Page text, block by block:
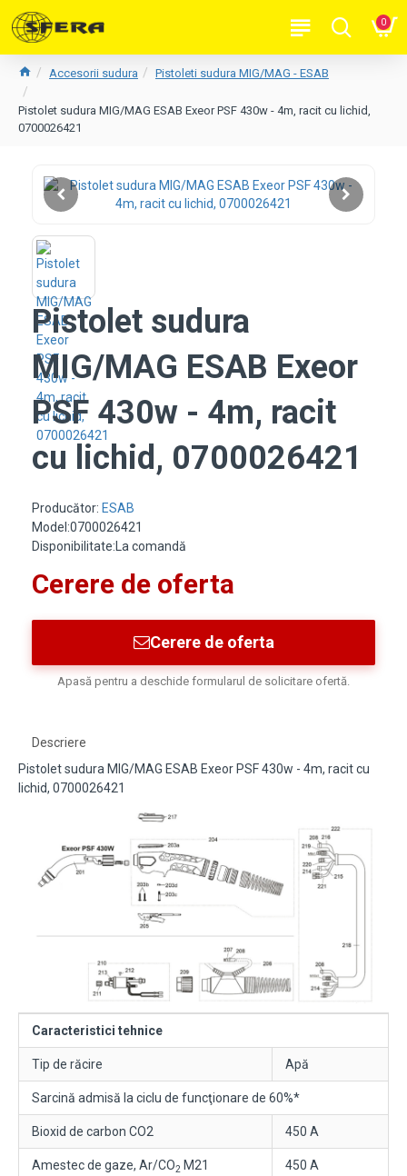
0
Accesorii sudura Pistoleti sudura MIG/MAG - ESAB
Pistolet sudura MIG/MAG ESAB Exeor PSF 430w - 4m, racit cu lichid,
0700026421
Pistolet sudura
MIG/MAG ESAB Exeor
PSF 430w - 4m, racit
cu lichid, 0700026421
Producător: ESAB
Model:0700026421
Disponibilitate:La comandă
Cerere de oferta
Cerere de oferta
Apasă pentru a deschide formularul de solicitare ofertă.
Descriere
Pistolet sudura MIG/MAG ESAB Exeor PSF 430w - 4m, racit cu
lichid, 0700026421
Caracteristici tehnice
Tip de răcire Apă
Sarcină admisă la ciclu de funcţionare de 60%*
Bioxid de carbon CO2 450 A
Amestec de gaze, Ar/CO2 M21 450 A